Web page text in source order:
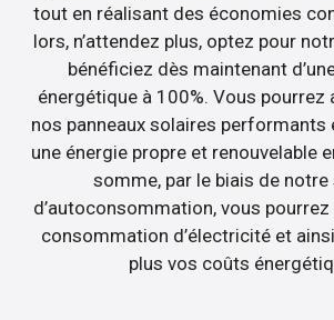
tout en réalisant des économies
lors, n’attendez plus, optez pour
bénéficiez dès maintenant
énergétique à 100%. Vous pourrez
nos panneaux solaires performants
une énergie propre et renouvelable
somme, par le biais de
d’autoconsommation, vous
consommation d’électricité et
plus vos coûts